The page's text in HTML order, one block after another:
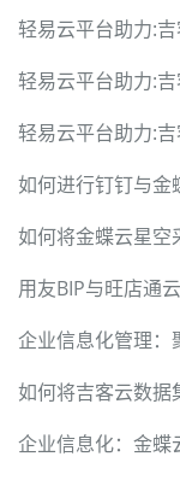
轻易云平台助力:
轻易云平台助力:
轻易云平台助力:
如何进行钉钉与金
如何将金蝶云星空
用友BIP与旺店通
企业信息化管理：
如何将吉客云数据
企业信息化：金蝶